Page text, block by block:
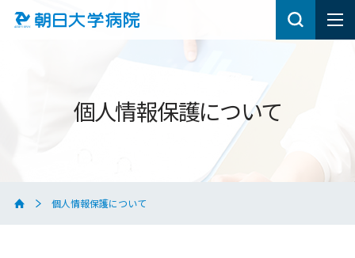
個人情報保護について
個人情報保護について